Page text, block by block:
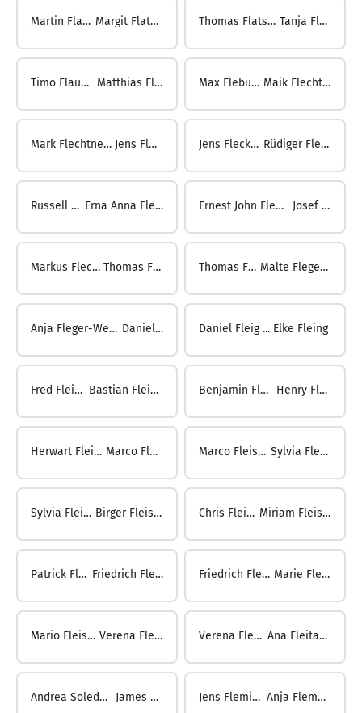
Martin Flatau ... Margit Flatschart Thomas Flatschart ... Tanja Flauaus
Timo Flauaus ... Matthias Flebus Max Flebus ... Maik Flechtner
Mark Flechtner ... Jens Fleck Jens Fleck ... Rüdiger Fleck
Russell Fleck ... Erna Anna Fleckenstein Ernest John Fleckenstein ... Josef Fleckl
Markus Fleckl ... Thomas Fleer Thomas Fleer ... Malte Flegelskamp
Anja Fleger-Weckmann ... Daniel Fleig Daniel Fleig ... Elke Fleing
Fred Fleing ... Bastian Fleischer Benjamin Fleischer ... Henry Fleischer
Herwart Fleischer ... Marco Fleischer Marco Fleischer ... Sylvia Fleischer
Sylvia Fleischer ... Birger Fleischhauer Chris Fleischhauer ... Miriam Fleischli-Flückiger
Patrick Fleischli ... Friedrich Fleischmann Friedrich Fleischmann ... Marie Fleischmann
Mario Fleischmann ... Verena Fleischmann Verena Fleischmann ... Ana Fleitas Tacoronte
Andrea Soledad Fleitas ... James Fleming Jens Fleming ... Anja Flemming